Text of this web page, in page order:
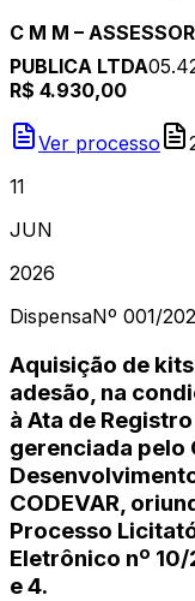
C M M –
PUBLICA LTDA
R$ 4.930,00
Ver processo
11
JUN
2026
DispensaNº 001/
Aquisição de
adesão, na
à Ata de
gerenciada pelo
CODEVAR,
Processo
Eletrônico nº
e 4.